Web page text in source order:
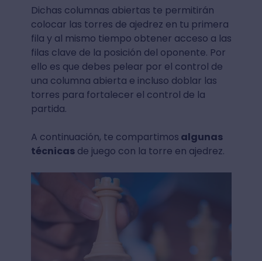
Dichas columnas abiertas te permitirán
colocar las torres de ajedrez en tu primera
fila y al mismo tiempo obtener acceso a las
filas clave de la posición del oponente. Por
ello es que debes pelear por el control de
una columna abierta e incluso doblar las
torres para fortalecer el control de la
partida.
A continuación, te compartimos algunas
técnicasde juego con la torre en ajedrez.